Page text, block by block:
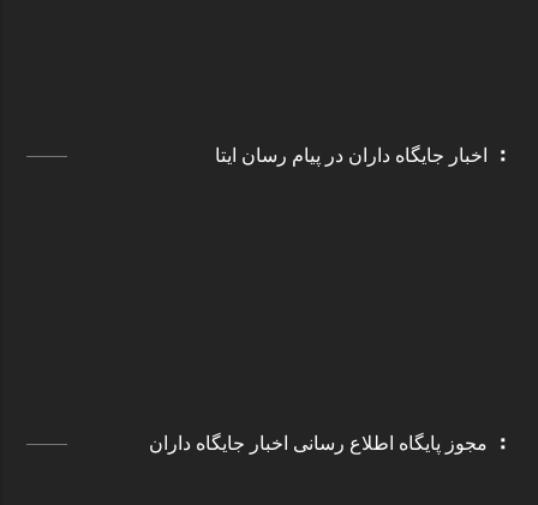
اخبار جایگاه داران در پیام رسان ایتا
مجوز پایگاه اطلاع رسانی اخبار جایگاه داران